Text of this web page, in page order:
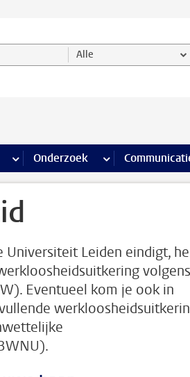
Alle
meer Onderwijs pagina’s
Onderzoek meer Onderzoek
Universiteit Leiden eindigt,
Eventueel kom je ook in